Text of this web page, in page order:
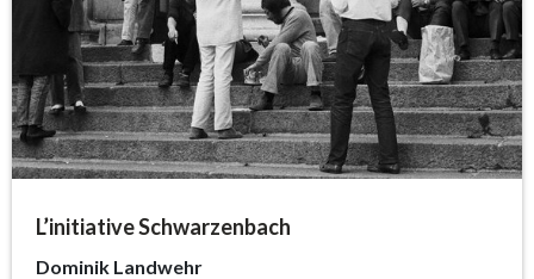
L’initiative Schwarzenbach
Dominik Landwehr